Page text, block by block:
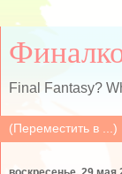
Final Fantasy?